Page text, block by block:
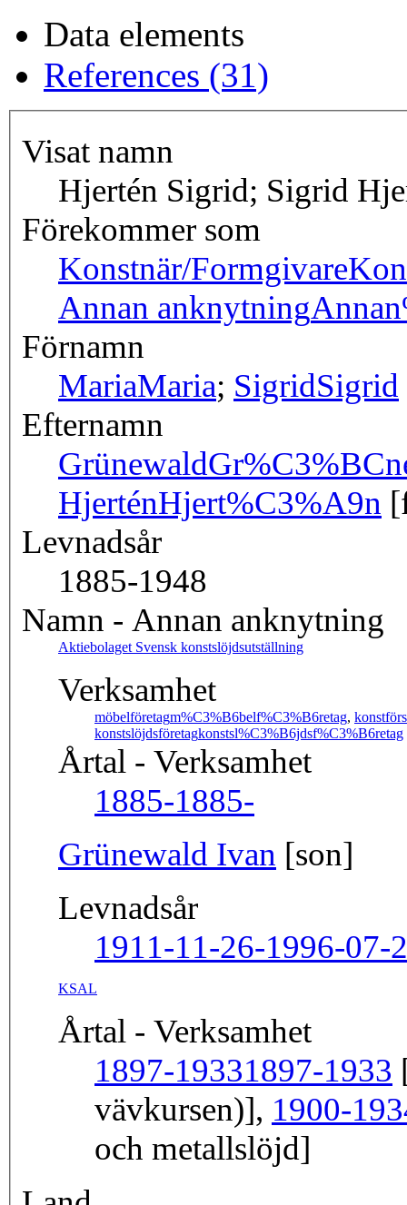
Data elements
References (31)
Visat namn
Hjertén Sigrid; Sigrid
Förekommer som
Konstnär/Formgivare
Annan anknytning
Förnamn
MariaMaria; SigridSigrid
Efternamn
Grünewald
HjerténHjert%C3%A9n
Levnadsår
1885-1948
Namn - Annan anknytning
Aktiebolaget Svensk konstslöjdsutställning
Verksamhet
möbelföretagm%C3%B6belf%C3%B6retag,
konstslöjdsföretagkonstsl%C3%B6jdsf%C3%B6retag
Årtal - Verksamhet
1885-1885-
Grünewald Ivan [son]
Levnadsår
1911-11-26-1996-07-
KSAL
Årtal - Verksamhet
1897-19331897-1933
vävkursen)], 1900-
och metallslöjd]